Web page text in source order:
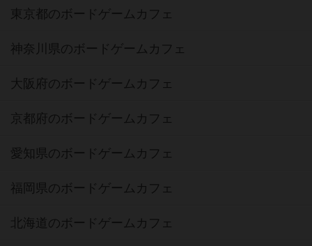
東京都のボードゲームカフェ
神奈川県のボードゲームカフェ
大阪府のボードゲームカフェ
京都府のボードゲームカフェ
愛知県のボードゲームカフェ
福岡県のボードゲームカフェ
北海道のボードゲームカフェ